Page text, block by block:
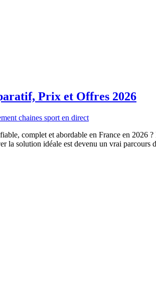
Prix et Offres 2026
complet et abordable en France en 2026
la solution idéale est devenu un vrai